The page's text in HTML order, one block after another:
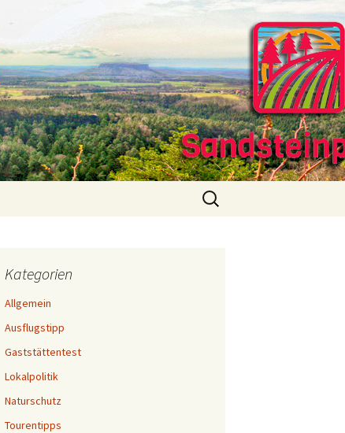
Suchen
nach:
Kategorien
Allgemein
Ausflugstipp
Gaststättentest
Lokalpolitik
Naturschutz
Tourentipps